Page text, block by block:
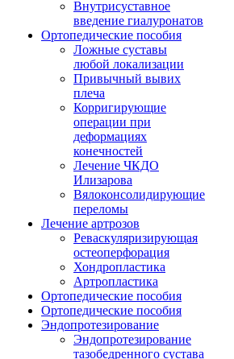
Внутрисуставное
введение гиалуронатов
Ортопедические пособия
Ложные суставы
любой локализации
Привычный вывих
плеча
Корригирующие
операции при
деформациях
конечностей
Лечение ЧКДО
Илизарова
Вялоконсолидирующие
переломы
Лечение артрозов
Реваскуляризирующая
остеоперфорация
Хондропластика
Артропластика
Ортопедические пособия
Ортопедические пособия
Эндопротезирование
Эндопротезирование
тазобедренного сустава